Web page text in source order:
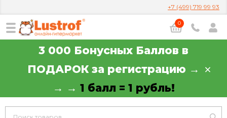
+7 (499) 719 99 93
0
3 000 Бонусных Баллов в
ПОДАРОК за регистрацию →
→ → 1 балл = 1 рубль!